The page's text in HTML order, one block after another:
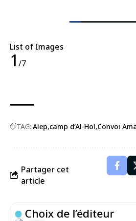
List of Images
1 /7
TAG: Alep camp d’Al-Hol Convoi
Partager cet
article
Choix de l’éditeur